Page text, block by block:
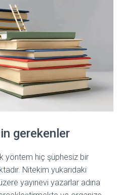
gerekenler
yöntem hiç şüphesiz bir
Nitekim yukarıdaki
yayınevi yazarlar adına